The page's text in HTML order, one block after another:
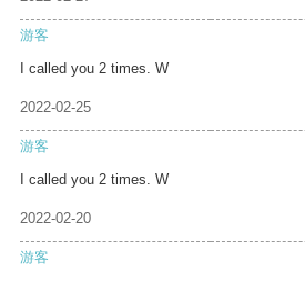
游客
I called you 2 times. W
2022-02-25
游客
I called you 2 times. W
2022-02-20
游客